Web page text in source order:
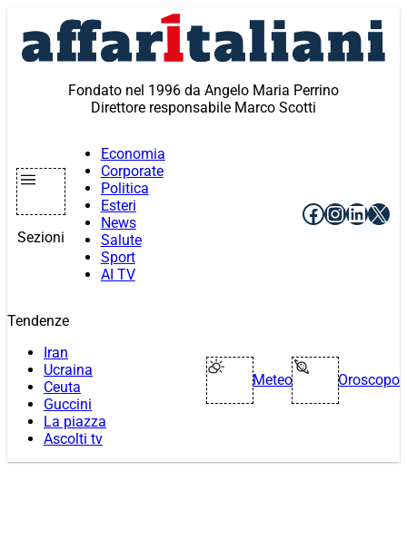
contenuto
Fondato nel 1996 da Angelo Maria Perrino
Direttore responsabile Marco Scotti
Sezioni
Economia
Corporate
Politica
Esteri
News
Salute
Sport
AI TV
Facebook
X
Tendenze
Iran
Ucraina
Ceuta
Guccini
La piazza
Ascolti tv
Meteo Oroscopo